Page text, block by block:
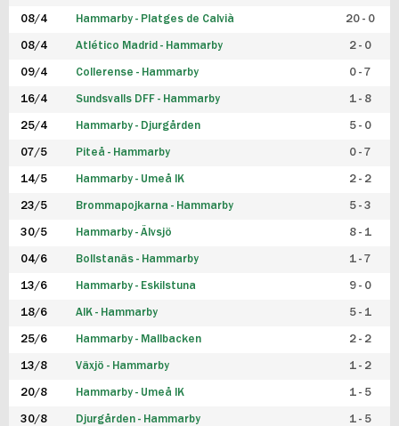
08/4 Hammarby - Platges de Calvià 20 - 0
08/4 Atlético Madrid - Hammarby 2 - 0
09/4 Collerense - Hammarby 0 - 7
16/4 Sundsvalls DFF - Hammarby 1 - 8
25/4 Hammarby - Djurgården 5 - 0
07/5 Piteå - Hammarby 0 - 7
14/5 Hammarby - Umeå IK 2 - 2
23/5 Brommapojkarna - Hammarby 5 - 3
30/5 Hammarby - Älvsjö 8 - 1
04/6 Bollstanäs - Hammarby 1 - 7
13/6 Hammarby - Eskilstuna 9 - 0
18/6 AIK - Hammarby 5 - 1
25/6 Hammarby - Mallbacken 2 - 2
13/8 Växjö - Hammarby 1 - 2
20/8 Hammarby - Umeå IK 1 - 5
30/8 Djurgården - Hammarby 1 - 5